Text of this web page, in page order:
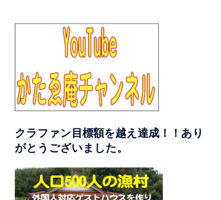
クラファン目標額を越え達成！！あり
がとうございました。